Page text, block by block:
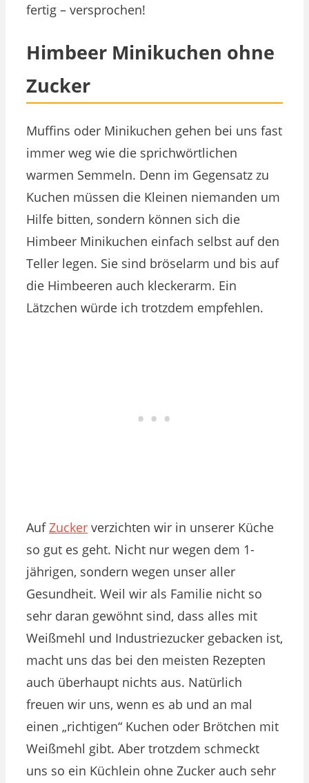
fertig – versprochen!
Himbeer Minikuchen ohne
Zucker
Muffins oder Minikuchen gehen bei uns fast
immer weg wie die sprichwörtlichen
warmen Semmeln. Denn im Gegensatz zu
Kuchen müssen die Kleinen niemanden um
Hilfe bitten, sondern können sich die
Himbeer Minikuchen einfach selbst auf den
Teller legen. Sie sind bröselarm und bis auf
die Himbeeren auch kleckerarm. Ein
Lätzchen würde ich trotzdem empfehlen.
Auf Zucker verzichten wir in unserer Küche
so gut es geht. Nicht nur wegen dem 1-
jährigen, sondern wegen unser aller
Gesundheit. Weil wir als Familie nicht so
sehr daran gewöhnt sind, dass alles mit
Weißmehl und Industriezucker gebacken ist,
macht uns das bei den meisten Rezepten
auch überhaupt nichts aus. Natürlich
freuen wir uns, wenn es ab und an mal
einen „richtigen“ Kuchen oder Brötchen mit
Weißmehl gibt. Aber trotzdem schmeckt
uns so ein Küchlein ohne Zucker auch sehr